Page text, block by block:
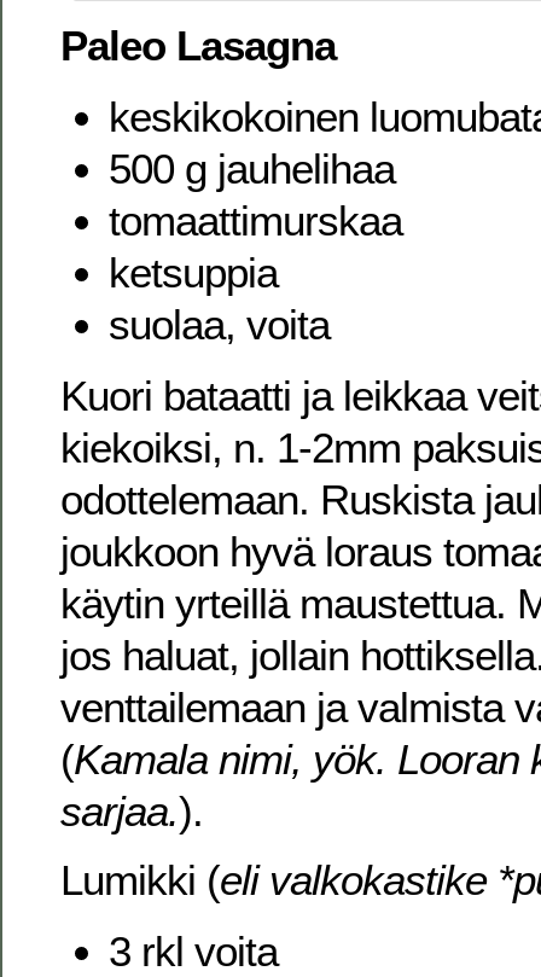
Paleo Lasagna
keskikokoinen
500 g jauhelihaa
tomaattimurskaa
ketsuppia
suolaa, voita
Kuori bataatti ja leikkaa
kiekoiksi, n. 1-2mm
odottelemaan. Ruskista
joukkoon hyvä loraus
käytin yrteillä maustettua.
jos haluat, jollain
venttailemaan ja valmista
(Kamala nimi, yök. Looran
sarjaa.).
Lumikki (eli valkokastike
3 rkl voita